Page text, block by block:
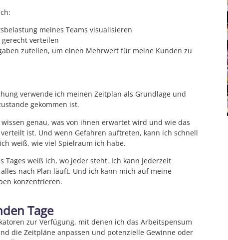
meines Teams visualisieren
verteilen
zuteilen, um einen Mehrwert für meine Kunden zu
verwende ich meinen Zeitplan als Grundlage und
gekommen ist.
genau, was von ihnen erwartet wird und wie das
ist. Und wenn Gefahren auftreten, kann ich schnell
weiß, wie viel Spielraum ich habe.
Tages weiß ich, wo jeder steht. Ich kann jederzeit
nach Plan läuft. Und ich kann mich auf meine
konzentrieren.
Tage
zur Verfügung, mit denen ich das Arbeitspensum
die Zeitpläne anpassen und potenzielle Gewinne oder